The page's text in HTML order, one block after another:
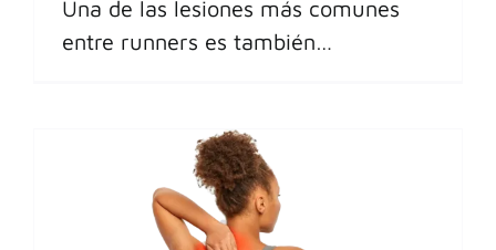
Una de las lesiones más comunes
entre runners es también…